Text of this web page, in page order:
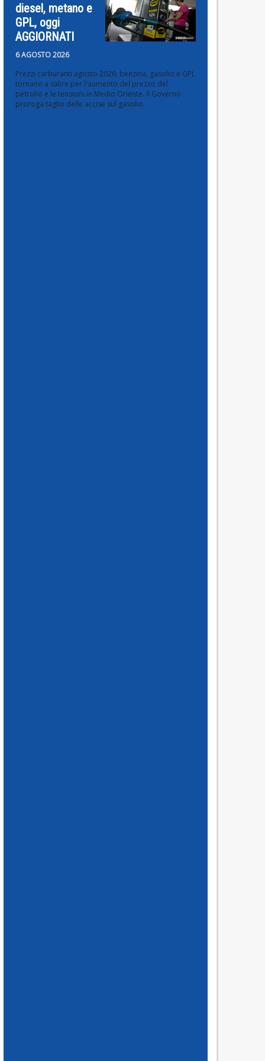
diesel, metano e
GPL, oggi
AGGIORNATI
6 AGOSTO 2026
Prezzi carburanti agosto 2026: benzina, gasolio e GPL
tornano a salire per l'aumento del prezzo del
petrolio e le tensioni in Medio Oriente. Il Governo
proroga taglio delle accise sul gasolio.